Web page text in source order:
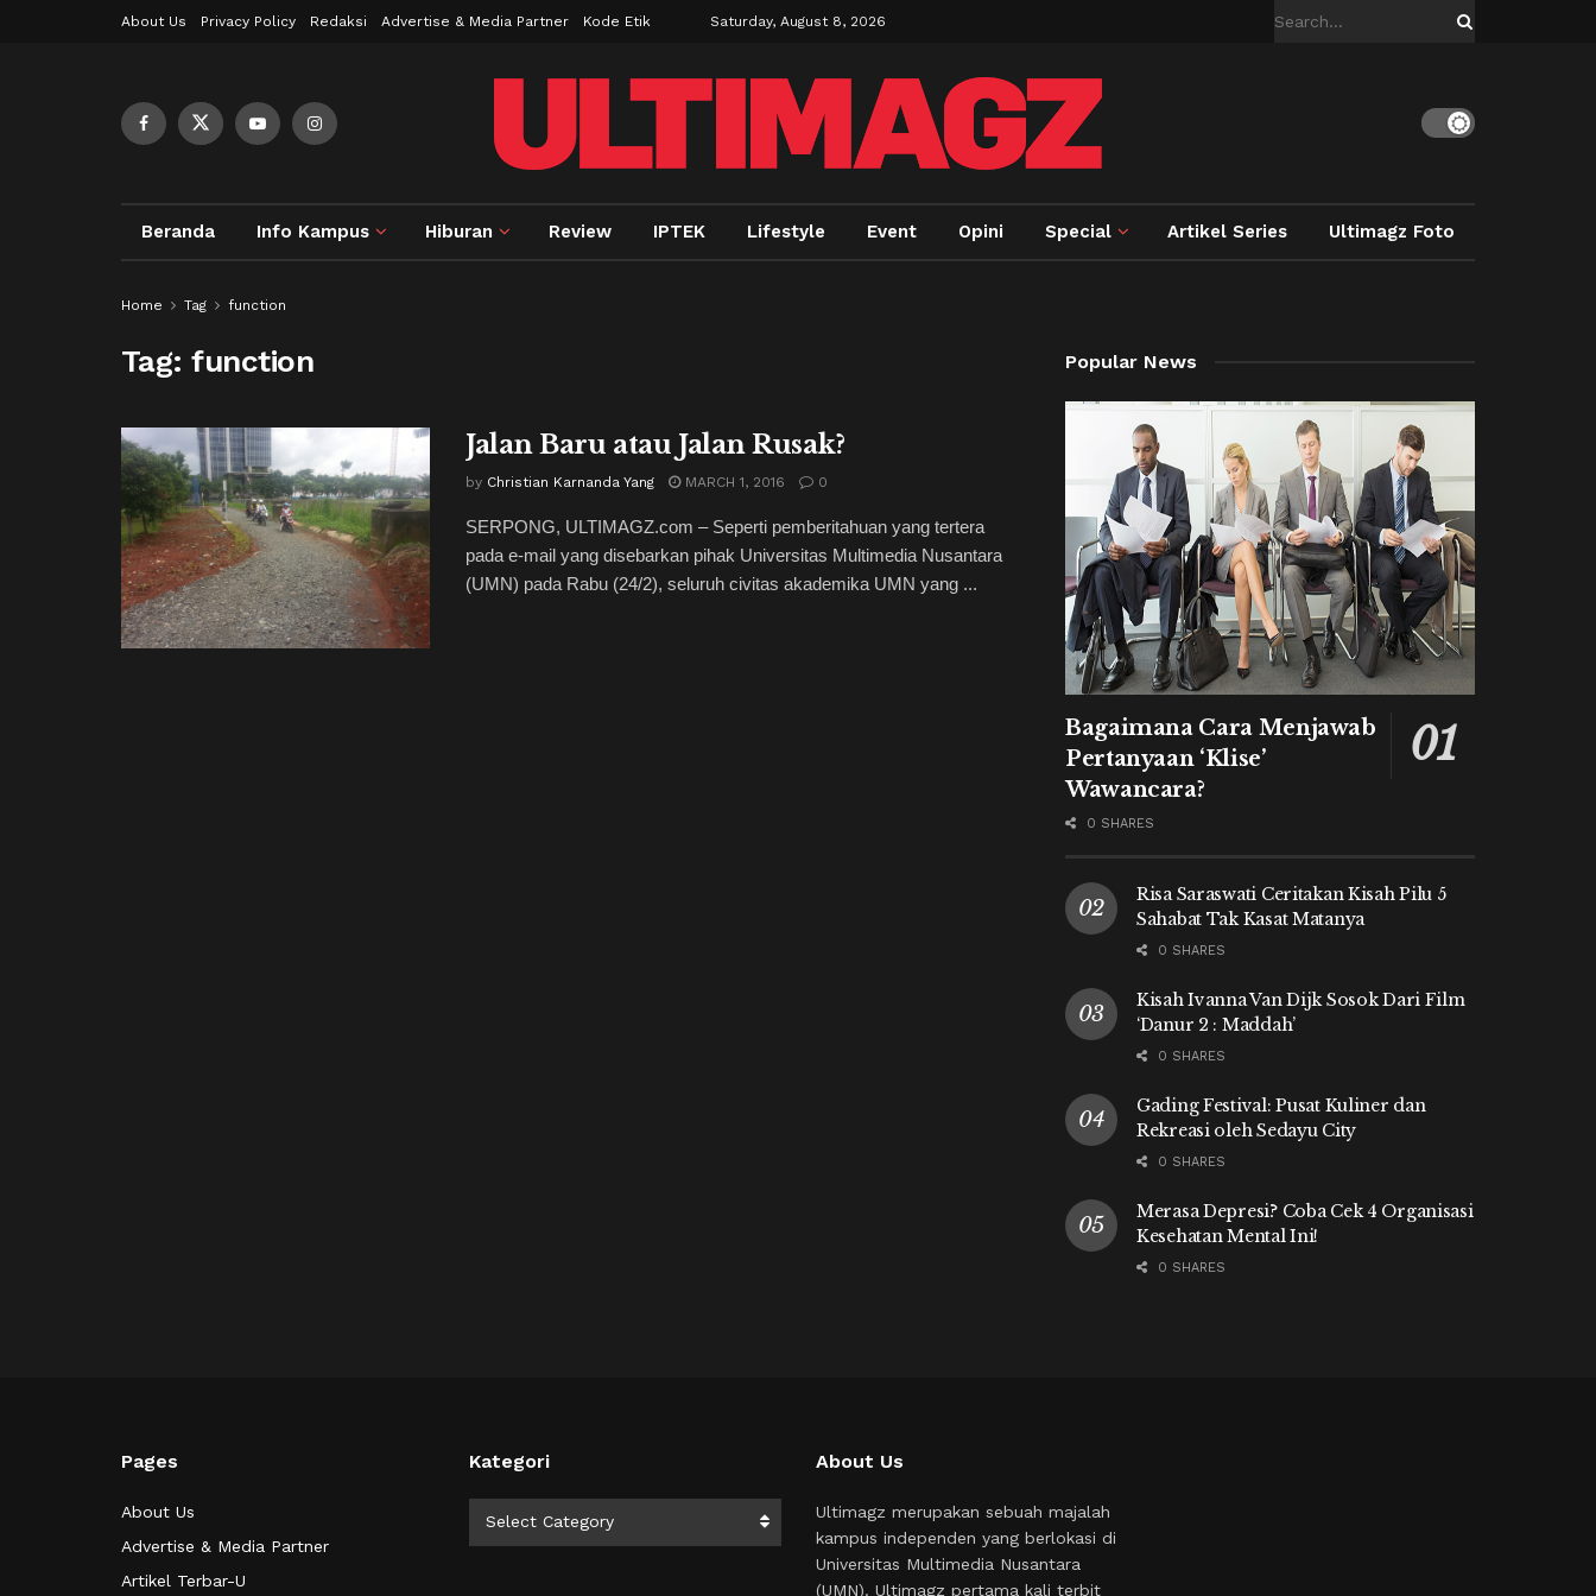
About Us Privacy Policy Redaksi Advertise & Media Partner Kode Etik Saturday, August 8, 2026
Beranda Info Kampus Hiburan Review IPTEK Lifestyle Event Opini Special Artikel Series Ultimagz Foto
Home Tag function
Tag:function
Jalan Baru atau Jalan Rusak?
by Christian Karnanda Yang MARCH 1, 2016 0
SERPONG, ULTIMAGZ.com – Seperti pemberitahuan yang tertera
pada e-mail yang disebarkan pihak Universitas Multimedia Nusantara
(UMN) pada Rabu (24/2), seluruh civitas akademika UMN yang ...
Popular News
Bagaimana Cara Menjawab
Pertanyaan ‘Klise’
Wawancara?
0 SHARES
Risa Saraswati Ceritakan Kisah Pilu 5
Sahabat Tak Kasat Matanya
0 SHARES
Kisah Ivanna Van Dijk Sosok Dari Film
‘Danur 2 : Maddah’
0 SHARES
Gading Festival: Pusat Kuliner dan
Rekreasi oleh Sedayu City
0 SHARES
Merasa Depresi? Coba Cek 4 Organisasi
Kesehatan Mental Ini!
0 SHARES
Pages
About Us
Advertise & Media Partner
Artikel Terbar-U
Kategori
Select Category
About Us
Ultimagz merupakan sebuah majalah
kampus independen yang berlokasi di
Universitas Multimedia Nusantara
(UMN). Ultimagz pertama kali terbit